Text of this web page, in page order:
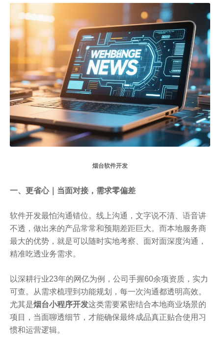
烟台软件开发
一、更省心｜当面对接，需求零偏差
软件开发最怕沟通错位。线上沟通，文字说不清、语音讲
不透，做出来的产品常常和预期差距巨大。而本地服务商
最大的优势，就是可以随时实地考察、面对面深度沟通，
精准吃透业务需求。
以深耕行业23年的网亿为例，公司手握60余项资质，实力
可查。从需求梳理到功能规划，每一次沟通都透明高效。
尤其是烟台小程序开发这类需要紧密结合本地商业场景的
项目，当面聊透细节，才能确保最终成品真正贴合使用习
惯和运营逻辑。